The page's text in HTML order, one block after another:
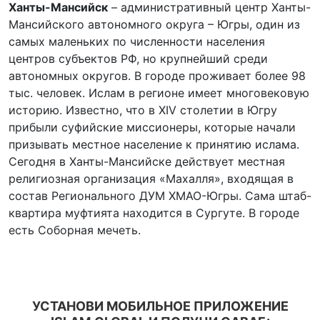
Ханты-Мансийск – административный центр Ханты-
Мансийского автономного округа – Югры, один из
самых маленьких по численности населения
центров субъектов РФ, но крупнейший среди
автономных округов. В городе проживает более 98
тыс. человек. Ислам в регионе имеет многовековую
историю. Известно, что в XIV столетии в Югру
прибыли суфийские миссионеры, которые начали
призывать местное население к принятию ислама.
Сегодня в Ханты-Мансийске действует местная
религиозная организация «Махалля», входящая в
состав Регионального ДУМ ХМАО-Югры. Сама штаб-
квартира муфтията находится в Сургуте. В городе
есть Соборная мечеть.
УСТАНОВИ МОБИЛЬНОЕ ПРИЛОЖЕНИЕ